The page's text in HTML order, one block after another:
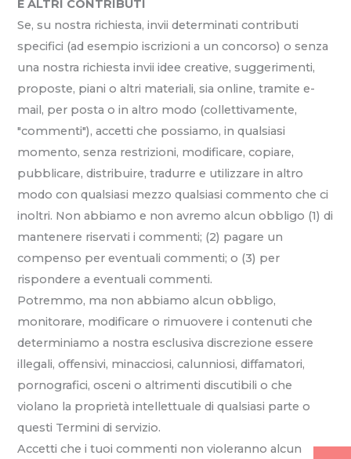
E ALTRI CONTRIBUTI
Se, su nostra richiesta, invii determinati contributi
specifici (ad esempio iscrizioni a un concorso) o senza
una nostra richiesta invii idee creative, suggerimenti,
proposte, piani o altri materiali, sia online, tramite e-
mail, per posta o in altro modo (collettivamente,
"commenti"), accetti che possiamo, in qualsiasi
momento, senza restrizioni, modificare, copiare,
pubblicare, distribuire, tradurre e utilizzare in altro
modo con qualsiasi mezzo qualsiasi commento che ci
inoltri. Non abbiamo e non avremo alcun obbligo (1) di
mantenere riservati i commenti; (2) pagare un
compenso per eventuali commenti; o (3) per
rispondere a eventuali commenti.
Potremmo, ma non abbiamo alcun obbligo,
monitorare, modificare o rimuovere i contenuti che
determiniamo a nostra esclusiva discrezione essere
illegali, offensivi, minacciosi, calunniosi, diffamatori,
pornografici, osceni o altrimenti discutibili o che
violano la proprietà intellettuale di qualsiasi parte o
questi Termini di servizio.
Accetti che i tuoi commenti non violeranno alcun